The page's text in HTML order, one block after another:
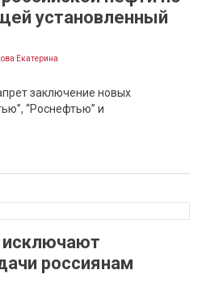
установленный
Екатерина
заключение новых
“Роснефтью” и
россиянам